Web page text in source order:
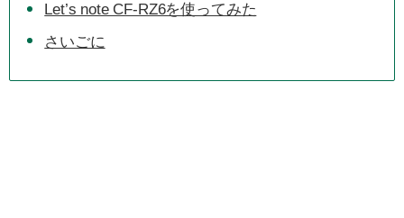
Let’s note CF-RZ6を使ってみた
さいごに